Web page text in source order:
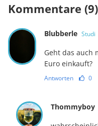
Kommentare (9)
Blubberle Studi
Geht das auch
Euro einkauft?
Antworten 0
Thommyboy